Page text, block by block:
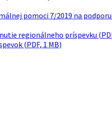
pomoci 7/2019 na
regionálneho príspevku
(PDF, 1 MB)